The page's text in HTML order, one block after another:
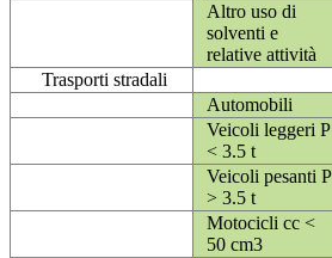
Altro uso di
solventi e
relative attività
Trasporti stradali
Automobili
Veicoli leggeri P
< 3.5 t
Veicoli pesanti P
> 3.5 t
Motocicli cc <
50 cm3